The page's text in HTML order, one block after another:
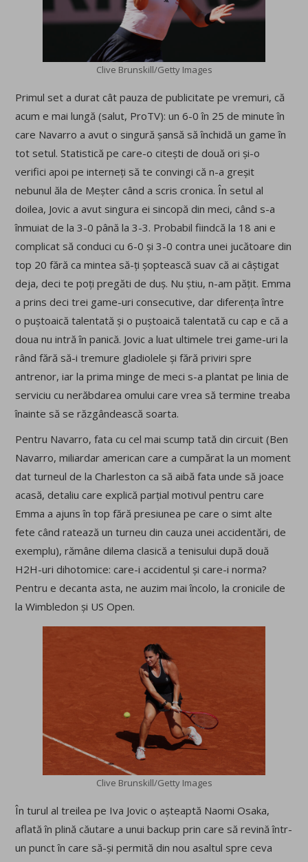
Clive Brunskill/Getty Images
Primul set a durat cât pauza de publicitate pe vremuri, că
acum e mai lungă (salut, ProTV): un 6-0 în 25 de minute în
care Navarro a avut o singură șansă să închidă un game în
tot setul. Statistică pe care-o citești de două ori și-o
verifici apoi pe interneți să te convingi că n-a greșit
nebunul ăla de Meșter când a scris cronica. În setul al
doilea, Jovic a avut singura ei sincopă din meci, când s-a
înmuiat de la 3-0 până la 3-3. Probabil fiindcă la 18 ani e
complicat să conduci cu 6-0 și 3-0 contra unei jucătoare din
top 20 fără ca mintea să-ți șoptească suav că ai câștigat
deja, deci te poți pregăti de duș. Nu știu, n-am pățit. Emma
a prins deci trei game-uri consecutive, dar diferența între
o puștoaică talentată și o puștoaică talentată cu cap e că a
doua nu intră în panică. Jovic a luat ultimele trei game-uri la
rând fără să-i tremure gladiolele și fără priviri spre
antrenor, iar la prima minge de meci s-a plantat pe linia de
serviciu cu nerăbdarea omului care vrea să termine treaba
înainte să se răzgândească soarta.
Pentru Navarro, fata cu cel mai scump tată din circuit (Ben
Navarro, miliardar american care a cumpărat la un moment
dat turneul de la Charleston ca să aibă fata unde să joace
acasă, detaliu care explică parțial motivul pentru care
Emma a ajuns în top fără presiunea pe care o simt alte
fete când ratează un turneu din cauza unei accidentări, de
exemplu), rămâne dilema clasică a tenisului după două
H2H-uri dihotomice: care-i accidentul și care-i norma?
Pentru e decanta asta, ne auzim mai încolo, la cronicile de
la Wimbledon și US Open.
Clive Brunskill/Getty Images
În turul al treilea pe Iva Jovic o așteaptă Naomi Osaka,
aflată în plină căutare a unui backup prin care să revină într-
un punct în care să-și permită din nou asaltul spre ceva